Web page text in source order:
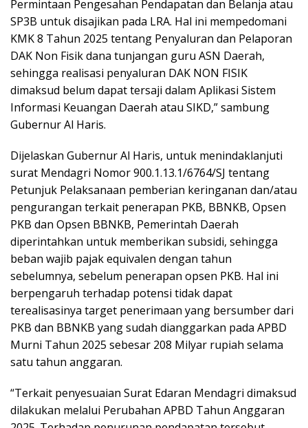
Permintaan Pengesahan Pendapatan dan Belanja atau
SP3B untuk disajikan pada LRA. Hal ini mempedomani
KMK 8 Tahun 2025 tentang Penyaluran dan Pelaporan
DAK Non Fisik dana tunjangan guru ASN Daerah,
sehingga realisasi penyaluran DAK NON FISIK
dimaksud belum dapat tersaji dalam Aplikasi Sistem
Informasi Keuangan Daerah atau SIKD,” sambung
Gubernur Al Haris.
Dijelaskan Gubernur Al Haris, untuk menindaklanjuti
surat Mendagri Nomor 900.1.13.1/6764/SJ tentang
Petunjuk Pelaksanaan pemberian keringanan dan/atau
pengurangan terkait penerapan PKB, BBNKB, Opsen
PKB dan Opsen BBNKB, Pemerintah Daerah
diperintahkan untuk memberikan subsidi, sehingga
beban wajib pajak equivalen dengan tahun
sebelumnya, sebelum penerapan opsen PKB. Hal ini
berpengaruh terhadap potensi tidak dapat
terealisasinya target penerimaan yang bersumber dari
PKB dan BBNKB yang sudah dianggarkan pada APBD
Murni Tahun 2025 sebesar 208 Milyar rupiah selama
satu tahun anggaran.
“Terkait penyesuaian Surat Edaran Mendagri dimaksud
dilakukan melalui Perubahan APBD Tahun Anggaran